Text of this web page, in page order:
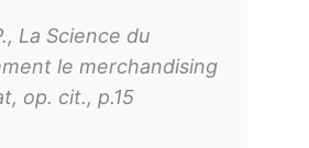
La Science du
le merchandising
op. cit., p.15